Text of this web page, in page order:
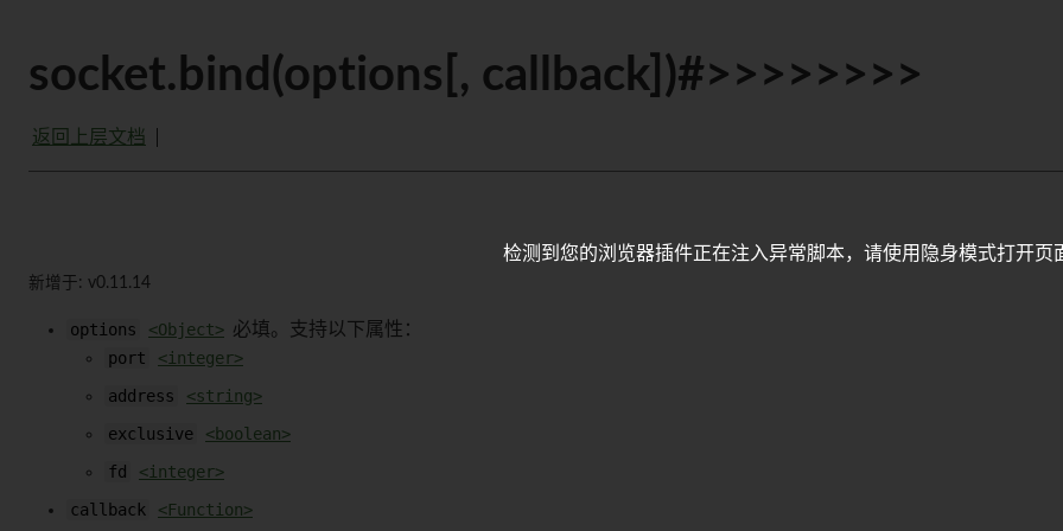
socket.bind(options[, callback])#>>>>>>>>
返回上层文档
新增于: v0.11.14
options <Object> 必填。支持以下属性：
port
<integer>
address
<string>
exclusive
<boolean>
fd
<integer>
callback
<Function>
检测到您的浏览器插件正在注入异常脚本，请使用隐身模式打开页